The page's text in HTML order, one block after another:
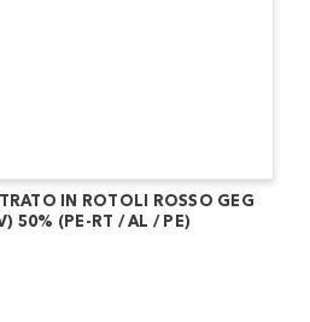
IN ROTOLI ROSSO GEG
50% (PE-RT / AL / PE)